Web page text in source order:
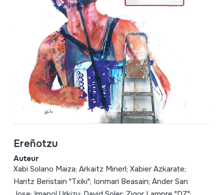
Ereñotzu
Auteur
Xabi Solano Maiza; Arkaitz Minerl; Xabier Azkarate;
Haritz Beristain "Txiki"; Ionmari Beasain; Ander San